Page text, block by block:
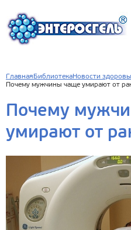
Главная БиблиотекаНовости
Почему мужчины чаще умирают от
Почему
умирают от